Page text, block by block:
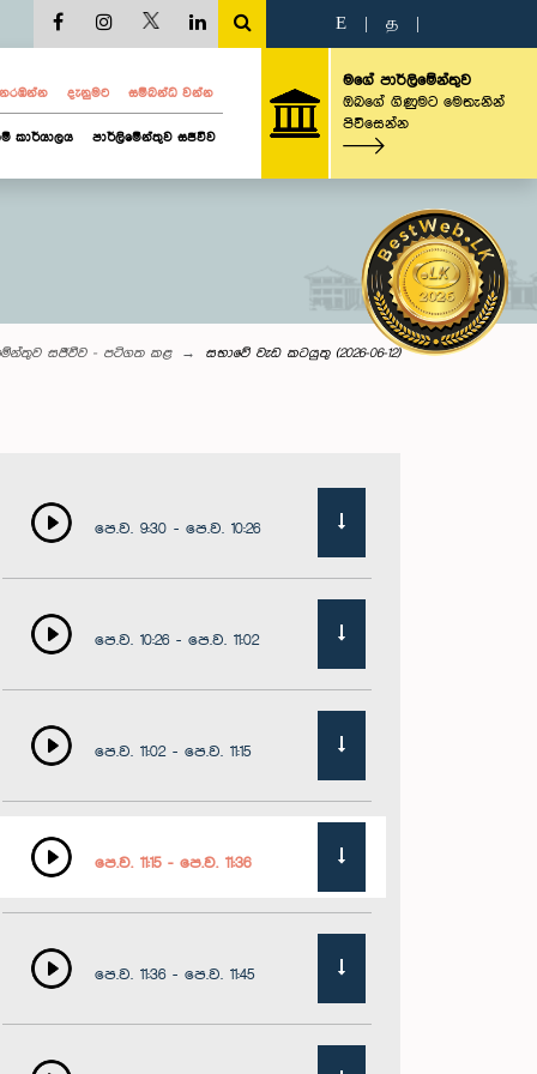
E த
දැනුමට සම්බන්ධ වන්න
කාර්යාලය පාර්ලිමේන්තුව සජීවීව
මගේ පාර්ලිමේන්තුව
ඔබගේ ගිණුමට මෙතැනින්
පිවිසෙන්න
සජීවීව - පටිගත කළ සභාවේ වැඩ කටයුතු (2026-06-12)
පෙ.ව. 9:30 - පෙ.ව. 10:26
පෙ.ව. 10:26 - පෙ.ව. 11:02
පෙ.ව. 11:02 - පෙ.ව. 11:15
පෙ.ව. 11:15 - පෙ.ව. 11:36
පෙ.ව. 11:36 - පෙ.ව. 11:45